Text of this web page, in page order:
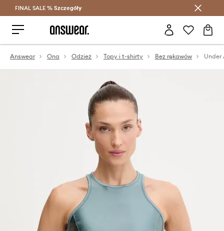
Oszczędzaj z Answear Club >
FINAL SALE % Szczegóły
Answear Ona Odzież Topy i t-shirty Bez rękawów